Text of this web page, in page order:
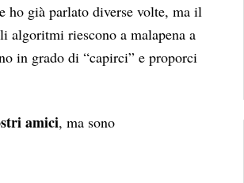
già parlato diverse volte, ma il
algoritmi riescono a malapena a
in grado di “capirci” e proporci
amici, ma sono